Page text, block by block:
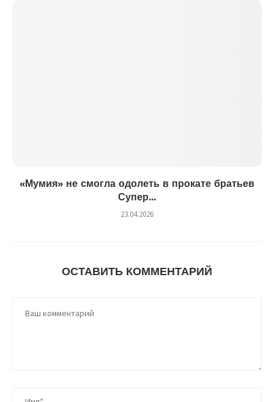
«Мумия» не смогла одолеть в прокате братьев
Супер...
23.04.2026
ОСТАВИТЬ КОММЕНТАРИЙ